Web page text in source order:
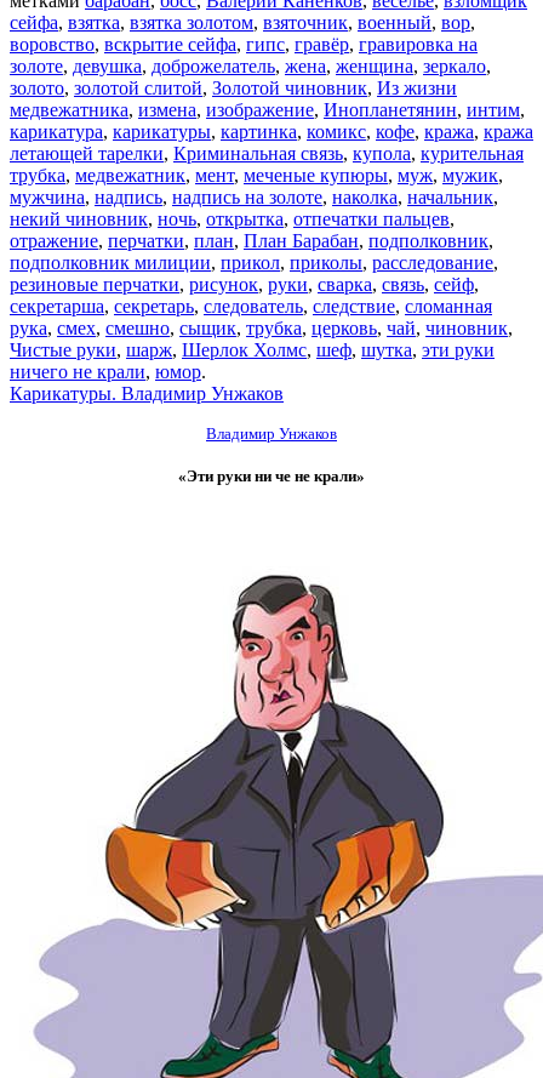
сейфа, взятка, взятка золотом, взяточник, военный, вор,
воровство, вскрытие сейфа, гипс, гравёр, гравировка на
золоте, девушка, доброжелатель, жена, женщина, зеркало,
золото, золотой слитой, Золотой чиновник, Из жизни
медвежатника, измена, изображение, Инопланетянин, интим,
карикатура, карикатуры, картинка, комикс, кофе, кража, кража
летающей тарелки, Криминальная связь, купола, курительная
трубка, медвежатник, мент, меченые купюры, муж, мужик,
мужчина, надпись, надпись на золоте, наколка, начальник,
некий чиновник, ночь, открытка, отпечатки пальцев,
отражение, перчатки, план, План Барабан, подполковник,
подполковник милиции, прикол, приколы, расследование,
резиновые перчатки, рисунок, руки, сварка, связь, сейф,
секретарша, секретарь, следователь, следствие, сломанная
рука, смех, смешно, сыщик, трубка, церковь, чай, чиновник,
Чистые руки, шарж, Шерлок Холмс, шеф, шутка, эти руки
ничего не крали, юмор.
Карикатуры. Владимир Унжаков
Владимир Унжаков
«Эти руки ни че не крали»